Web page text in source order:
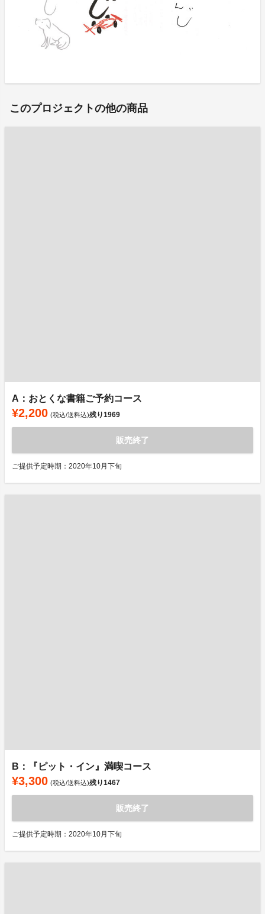
このプロジェクトの他の商品
A：おとくな書籍ご予約コース
¥2,200 (税込/送料込)残り1969
販売終了
ご提供予定時期：2020年10月下旬
B：『ピット・イン』満喫コース
¥3,300 (税込/送料込)残り1467
販売終了
ご提供予定時期：2020年10月下旬